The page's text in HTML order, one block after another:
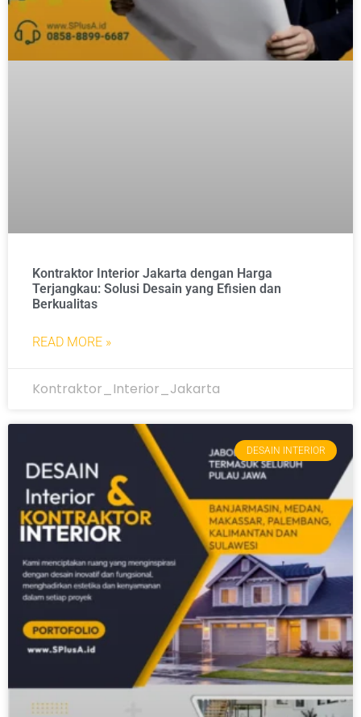
Kontraktor Interior Jakarta dengan Harga
Terjangkau: Solusi Desain yang Efisien dan
Berkualitas
READ MORE »
Kontraktor_Interior_Jakarta
DESAIN INTERIOR